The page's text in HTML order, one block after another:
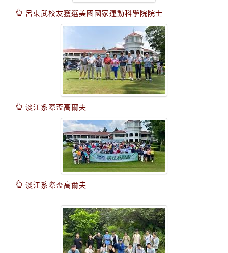
呂東武校友獲選美國國家運動科學院院士
淡江系際盃高爾夫
淡江系際盃高爾夫